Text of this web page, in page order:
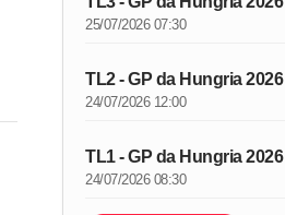
25/07/2026 07:30
TL2 - GP da Hungria 2026
24/07/2026 12:00
TL1 - GP da Hungria 2026
24/07/2026 08:30